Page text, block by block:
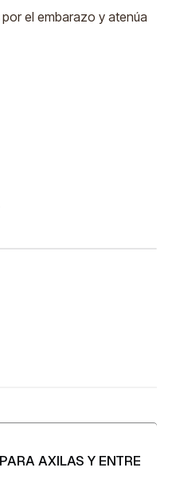
el embarazo y atenúa
AXILAS Y ENTRE